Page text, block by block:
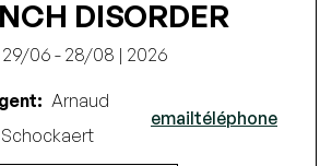
DISORDER
29/06 - 28/08 | 2026
Arnaud
Schockaert
emailtéléphone